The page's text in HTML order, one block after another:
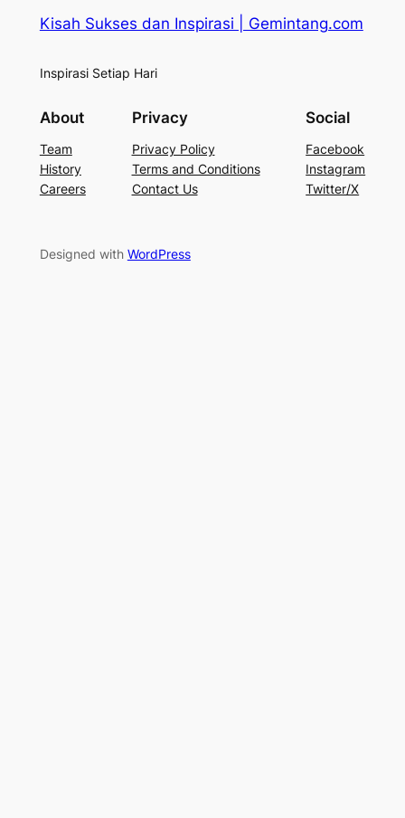
Kisah Sukses dan Inspirasi | Gemintang.com
Inspirasi Setiap Hari
About
Team
History
Careers
Privacy
Privacy Policy
Terms and Conditions
Contact Us
Social
Facebook
Instagram
Twitter/X
Designed with WordPress